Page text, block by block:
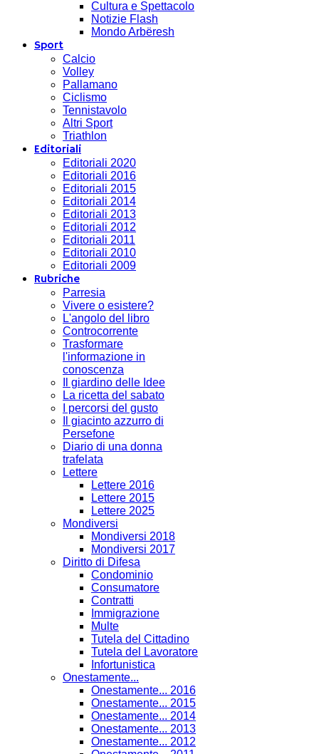
Cultura e Spettacolo
Notizie Flash
Mondo Arbëresh
Sport
Calcio
Volley
Pallamano
Ciclismo
Tennistavolo
Altri Sport
Triathlon
Editoriali
Editoriali 2020
Editoriali 2016
Editoriali 2015
Editoriali 2014
Editoriali 2013
Editoriali 2012
Editoriali 2011
Editoriali 2010
Editoriali 2009
Rubriche
Parresia
Vivere o esistere?
L'angolo del libro
Controcorrente
Trasformare
l'informazione in
conoscenza
Il giardino delle Idee
La ricetta del sabato
I percorsi del gusto
Il giacinto azzurro di
Persefone
Diario di una donna
trafelata
Lettere
Lettere 2016
Lettere 2015
Lettere 2025
Mondiversi
Mondiversi 2018
Mondiversi 2017
Diritto di Difesa
Condominio
Consumatore
Contratti
Immigrazione
Multe
Tutela del Cittadino
Tutela del Lavoratore
Infortunistica
Onestamente...
Onestamente... 2016
Onestamente... 2015
Onestamente... 2014
Onestamente... 2013
Onestamente... 2012